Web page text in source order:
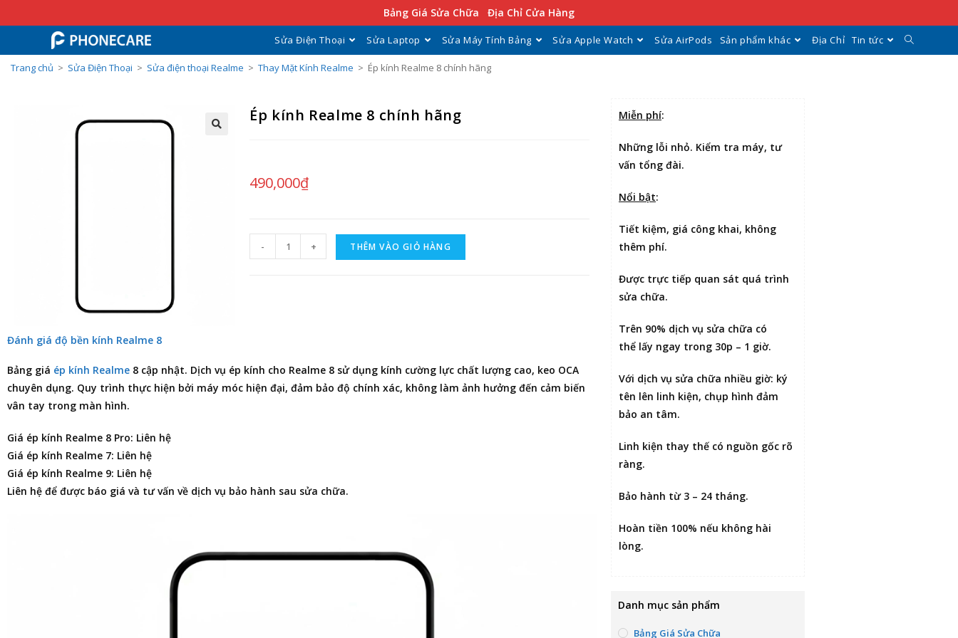
Bảng Giá Sửa Chữa Địa Chỉ Cửa Hàng
Sửa Điện Thoại Sửa Laptop Sửa Máy Tính Bảng Sửa Apple Watch Sửa AirPods Sản phẩm khác Địa Chỉ Tin tức
Trang chủ > Sửa Điện Thoại > Sửa điện thoại Realme > Thay Mặt Kính Realme > Ép kính Realme 8 chính hãng
Ép kính Realme 8 chính hãng
490,000₫
- + THÊM VÀO GIỎ HÀNG
Đánh giá độ bền kính Realme 8
Bảng giá ép kính Realme 8 cập nhật. Dịch vụ ép kính cho Realme 8 sử dụng kính cường lực chất lượng cao, keo OCA
chuyên dụng. Quy trình thực hiện bởi máy móc hiện đại, đảm bảo độ chính xác, không làm ảnh hưởng đến cảm biến
vân tay trong màn hình.
Giá ép kính Realme 8 Pro: Liên hệ
Giá ép kính Realme 7: Liên hệ
Giá ép kính Realme 9: Liên hệ
Liên hệ để được báo giá và tư vấn về dịch vụ bảo hành sau sửa chữa.
Miễn phí:
Những lỗi nhỏ. Kiểm tra máy, tư
vấn tổng đài.
Nổi bật:
Tiết kiệm, giá công khai, không
thêm phí.
Được trực tiếp quan sát quá trình
sửa chữa.
Trên 90% dịch vụ sửa chữa có
thể lấy ngay trong 30p – 1 giờ.
Với dịch vụ sửa chữa nhiều giờ: ký
tên lên linh kiện, chụp hình đảm
bảo an tâm.
Linh kiện thay thế có nguồn gốc rõ
ràng.
Bảo hành từ 3 – 24 tháng.
Hoàn tiền 100% nếu không hài
lòng.
Danh mục sản phẩm
Bảng Giá Sửa Chữa